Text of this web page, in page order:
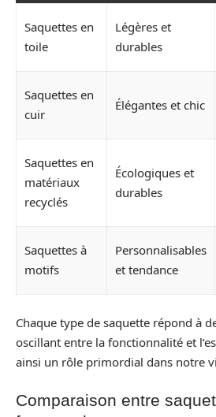
Saquettes en
toile
Légères et
durables
Saquettes en
cuir
Élégantes et chic
Saquettes en
matériaux
recyclés
Écologiques et
durables
Saquettes à
motifs
Personnalisables
et tendance
Chaque type de saquette répond à
oscillant entre la fonctionnalité et
ainsi un rôle primordial dans notre
Comparaison entre